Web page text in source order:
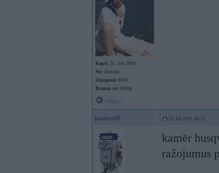
Kopš: 25. Jun 2009
No: Jūrmala
Ziņojumi: 8681
Braucu ar: 686hp
jaaniss00 29. Jul 2014, 09:11
kamēr
ražojumus